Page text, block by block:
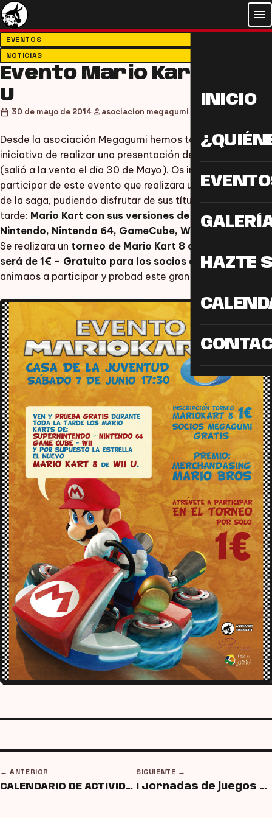
menu
INICIO
HAZTE
EVENTOS
NOTICIAS
Evento Mario Kart 8 Wii
U
calendar_today 30 de mayo de 2014person asociacion megagumi
Desde la asociación Megagumi hemos tomado la
iniciativa de realizar una presentación del Mario Kart 8
(salió a la venta el día 30 de Mayo). Os invitamos a
participar de este evento que realizara una retrospectiva
de la saga, pudiendo disfrutar de sus títulos toda la
tarde: Mario Kart con sus versiones de Super
Nintendo, Nintendo 64, GameCube, Wii y Wii U.
Se realizara un torneo de Mario Kart 8 cuya inscripción
será de 1€ – Gratuito para los socios de Megagumi,
animaos a participar y probad este gran juego
← ANTERIOR
CALENDARIO DE ACTIVIDADES MAGIC MAYO 2014
SIGUIENTE →
I Jornadas de juegos de mesa y cartas Megagumi